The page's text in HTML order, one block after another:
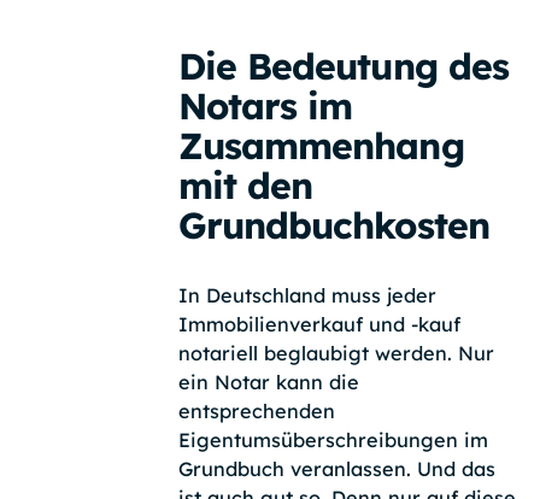
Die Bedeutung des
Notars im
Zusammenhang
mit den
Grundbuchkosten
In Deutschland muss jeder
Immobilienverkauf und -kauf
notariell beglaubigt werden. Nur
ein Notar kann die
entsprechenden
Eigentumsüberschreibungen im
Grundbuch veranlassen. Und das